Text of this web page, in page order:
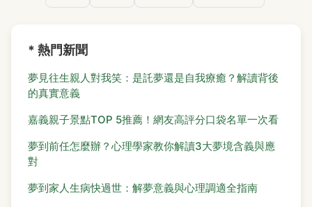
* 熱門新聞
夢見往生親人對我笑：是託夢還是自我療癒？解讀背後
的真實意義
嘉義親子景點TOP 5推薦！網友高評分口袋名單一次看
夢到前任怎麼辦？心理學家教你解讀3大夢境含義與應
對
夢到家人生病快過世：解夢意義與心理調適全指南